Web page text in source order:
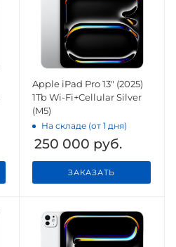
Apple iPad Pro 13" (2025)
1Tb Wi-Fi+Cellular Silver
(M5)
На складе (от 1 дня)
250 000 руб.
ЗАКАЗАТЬ